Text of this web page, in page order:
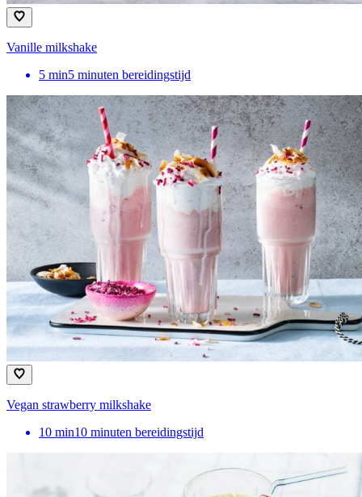
Vanille milkshake
5 min5 minuten bereidingstijd
Vegan strawberry milkshake
10 min10 minuten bereidingstijd